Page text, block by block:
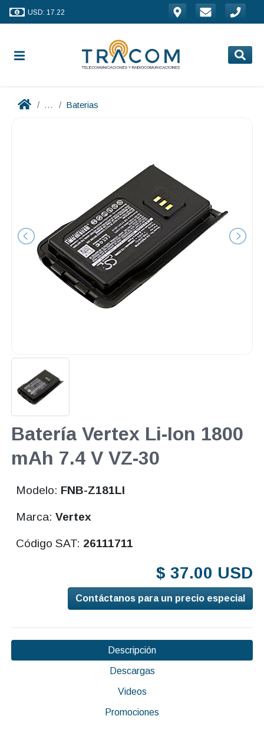
USD: 17.22
... Baterias
Batería Vertex Li-Ion 1800
mAh 7.4 V VZ-30
Modelo: FNB-Z181LI
Marca:Vertex
Código SAT: 26111711
$ 37.00 USD
Contáctanos para un precio especial
Descripción
Descargas
Videos
Promociones